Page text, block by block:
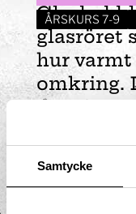
Samtycke
ÅRSKURS 7-9
glasröret
hur
omkring.